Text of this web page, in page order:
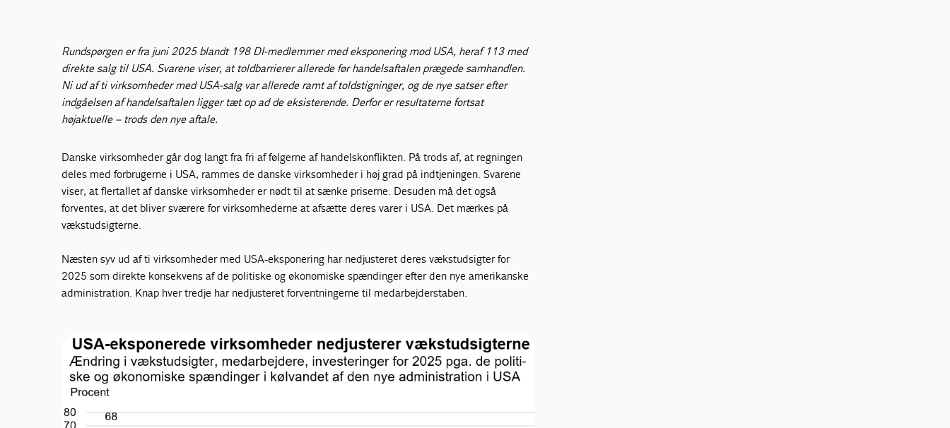
Rundspørgen er fra juni 2025 blandt 198 DI-medlemmer med eksponering mod USA, heraf 113 med
direkte salg til USA. Svarene viser, at toldbarrierer allerede før handelsaftalen prægede samhandlen.
Ni ud af ti virksomheder med USA-salg var allerede ramt af toldstigninger, og de nye satser efter
indgåelsen af handelsaftalen ligger tæt op ad de eksisterende. Derfor er resultaterne fortsat
højaktuelle – trods den nye aftale.
Danske virksomheder går dog langt fra fri af følgerne af handelskonflikten. På trods af, at regningen
deles med forbrugerne i USA, rammes de danske virksomheder i høj grad på indtjeningen. Svarene
viser, at flertallet af danske virksomheder er nødt til at sænke priserne. Desuden må det også
forventes, at det bliver sværere for virksomhederne at afsætte deres varer i USA. Det mærkes på
vækstudsigterne.
Næsten syv ud af ti virksomheder med USA-eksponering har nedjusteret deres vækstudsigter for
2025 som direkte konsekvens af de politiske og økonomiske spændinger efter den nye amerikanske
administration. Knap hver tredje har nedjusteret forventningerne til medarbejderstaben.